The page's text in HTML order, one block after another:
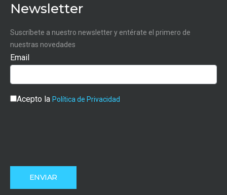
Newsletter
Suscríbete a nuestro newsletter y entérate el primero de
nuestras novedades
Email
Acepto la Política de Privacidad